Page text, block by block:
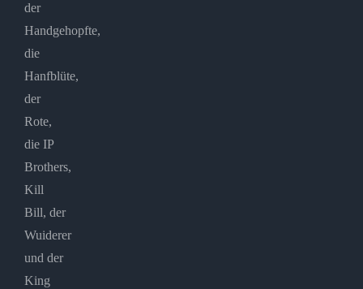
der
Handgehopfte,
die
Hanfblüte,
der
Rote,
die IP
Brothers,
Kill
Bill, der
Wuiderer
und der
King